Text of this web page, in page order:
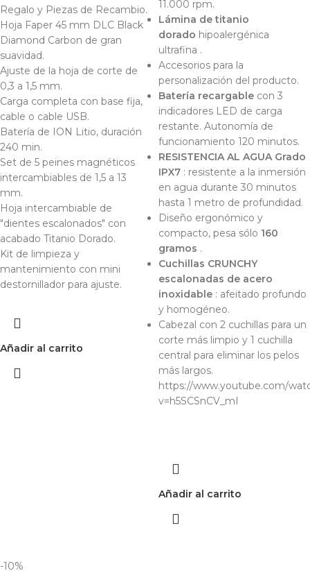
Regalo y Piezas de Recambio.
Hoja Faper 45 mm DLC Black
Diamond Carbon de gran
suavidad.
Ajuste de la hoja de corte de
0,3 a 1,5 mm.
Carga completa con base fija,
cable o cable USB.
Batería de ION Litio, duración
240 min.
Set de 5 peines magnéticos
intercambiables de 1,5 a 13
mm.
Hoja intercambiable de
"dientes escalonados" con
acabado Titanio Dorado.
Kit de limpieza y
mantenimiento con mini
destornillador para ajuste.
Añadir al carrito
11.000 rpm.
Lámina de titanio
dorado hipoalergénica
ultrafina .
Accesorios para la
personalización del producto.
Batería recargable con 3
indicadores LED de carga
restante. Autonomía de
funcionamiento 120 minutos.
RESISTENCIA AL AGUA Grado
IPX7 : resistente a la inmersión
en agua durante 30 minutos
hasta 1 metro de profundidad.
Diseño ergonómico y
compacto, pesa sólo 160
gramos .
Cuchillas CRUNCHY
escalonadas de acero
inoxidable : afeitado profundo
y homogéneo.
Cabezal con 2 cuchillas para un
corte más limpio y 1 cuchilla
central para eliminar los pelos
más largos.
https://www.youtube.com/
v=h5SCSnCV_mI
Añadir al carrito
-10%